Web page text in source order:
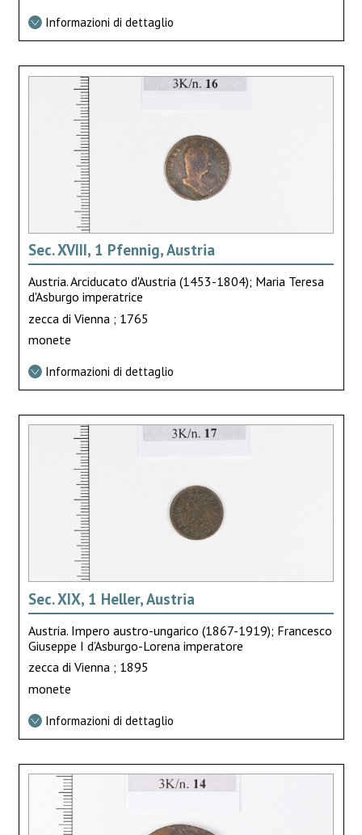
Informazioni di dettaglio
Sec. XVIII, 1 Pfennig, Austria
Austria. Arciducato d'Austria (1453-1804); Maria Teresa
d'Asburgo imperatrice
zecca di Vienna ; 1765
monete
Informazioni di dettaglio
Sec. XIX, 1 Heller, Austria
Austria. Impero austro-ungarico (1867-1919); Francesco
Giuseppe I d’Asburgo-Lorena imperatore
zecca di Vienna ; 1895
monete
Informazioni di dettaglio